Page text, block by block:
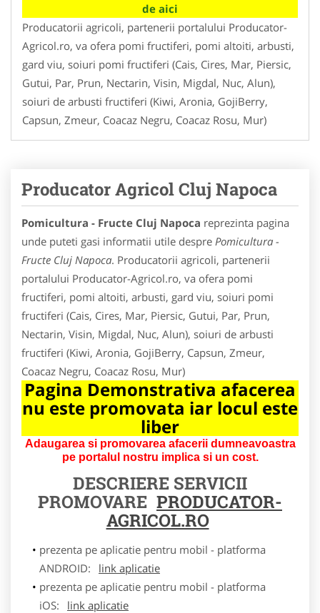
de aici
Producatorii agricoli, partenerii portalului Producator-
Agricol.ro, va ofera pomi fructiferi, pomi altoiti, arbusti,
gard viu, soiuri pomi fructiferi (Cais, Cires, Mar, Piersic,
Gutui, Par, Prun, Nectarin, Visin, Migdal, Nuc, Alun),
soiuri de arbusti fructiferi (Kiwi, Aronia, GojiBerry,
Capsun, Zmeur, Coacaz Negru, Coacaz Rosu, Mur)
Producator Agricol Cluj Napoca
Pomicultura - Fructe Cluj Napoca reprezinta pagina
unde puteti gasi informatii utile despre Pomicultura -
Fructe Cluj Napoca. Producatorii agricoli, partenerii
portalului Producator-Agricol.ro, va ofera pomi
fructiferi, pomi altoiti, arbusti, gard viu, soiuri pomi
fructiferi (Cais, Cires, Mar, Piersic, Gutui, Par, Prun,
Nectarin, Visin, Migdal, Nuc, Alun), soiuri de arbusti
fructiferi (Kiwi, Aronia, GojiBerry, Capsun, Zmeur,
Coacaz Negru, Coacaz Rosu, Mur)
Pagina Demonstrativa afacerea
nu este promovata iar locul este
liber
Adaugarea si promovarea afacerii dumneavoastra
pe portalul nostru implica si un cost.
DESCRIERE SERVICII
PROMOVARE PRODUCATOR-
AGRICOL.RO
prezenta pe aplicatie pentru mobil - platforma
ANDROID:
link aplicatie
prezenta pe aplicatie pentru mobil - platforma
iOS:
link aplicatie